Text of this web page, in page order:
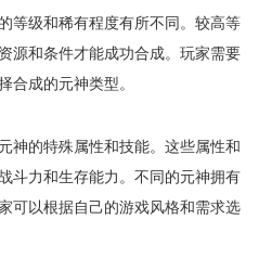
等级和稀有程度有所不同。较高等
源和条件才能成功合成。玩家需要
合成的元神类型。
神的特殊属性和技能。这些属性和
斗力和生存能力。不同的元神拥有
可以根据自己的游戏风格和需求选